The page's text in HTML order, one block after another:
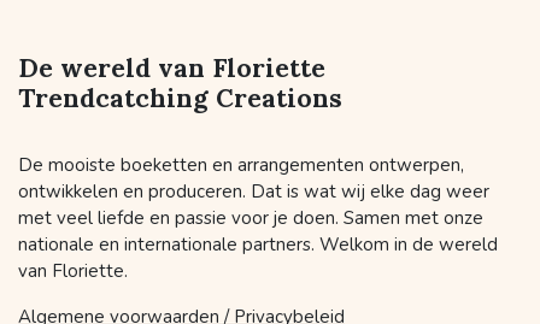
De wereld van Floriette
Trendcatching Creations
De mooiste boeketten en arrangementen ontwerpen,
ontwikkelen en produceren. Dat is wat wij elke dag weer
met veel liefde en passie voor je doen. Samen met onze
nationale en internationale partners. Welkom in de wereld
van Floriette.
Algemene voorwaarden / Privacybeleid